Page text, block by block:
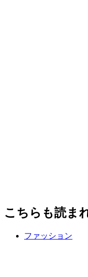
こちらも読ま
ファッション